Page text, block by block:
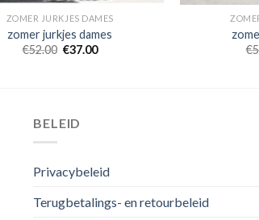
ZOMER JURKJES DAMES
zomer jurkjes dames
€52.00 €37.00
€
BELEID
Privacybeleid
Terugbetalings- en retourbeleid